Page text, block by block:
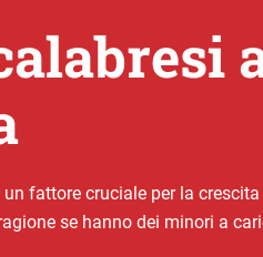
fattore cruciale per la
se hanno dei minori a